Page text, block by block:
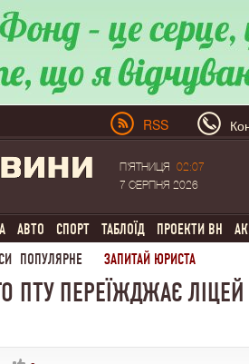
RSS
П'ЯТНИЦЯ
02:07
7 СЕРПНЯ 2026
АВТО СПОРТ ТАБЛОЇД ПРОЕКТИ ВН
ПОПУЛЯРНЕ ЗАПИТАЙ ЮРИСТА
ПЕРЕЇЖДЖАЄ ЛІЦЕЙ